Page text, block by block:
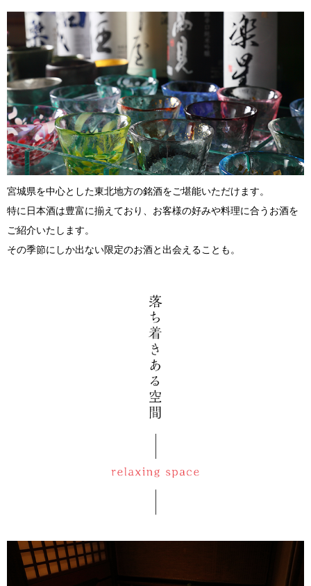
宮城県を中心とした東北地方の銘酒をご堪能いただけます。
特に日本酒は豊富に揃えており、お客様の好みや料理に合うお酒を
ご紹介いたします。
その季節にしか出ない限定のお酒と出会えることも。